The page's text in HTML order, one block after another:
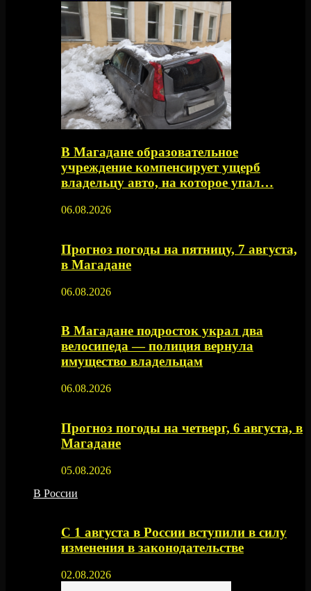
В Магадане образовательное
учреждение компенсирует ущерб
владельцу авто, на которое упал…
06.08.2026
Прогноз погоды на пятницу, 7 августа,
в Магадане
06.08.2026
В Магадане подросток украл два
велосипеда — полиция вернула
имущество владельцам
06.08.2026
Прогноз погоды на четверг, 6 августа, в
Магадане
05.08.2026
В России
С 1 августа в России вступили в силу
изменения в законодательстве
02.08.2026